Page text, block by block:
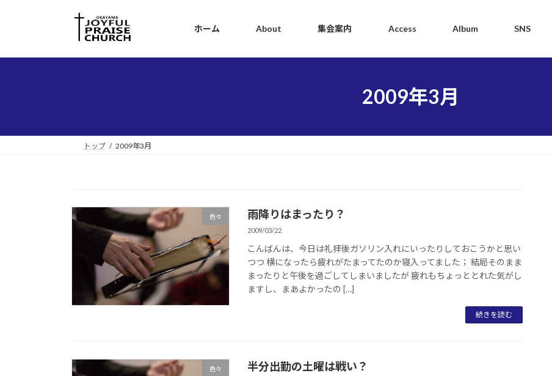
プ
動
ホーム About 集会案内 Access Album SNS
2009年3月
トップ 2009年3月
色々 雨降りはまったり？
2009/03/22
こんばんは、今日は礼拝後ガソリン入れにいったりしておこうかと思い
つつ 横になったら疲れがたまってたのか寝入ってました； 結局そのまま
まったりと午後を過ごしてしまいましたが 疲れもちょっととれた気がし
ますし、まあよかったの […]
続きを読む
色々 半分出勤の土曜は戦い？